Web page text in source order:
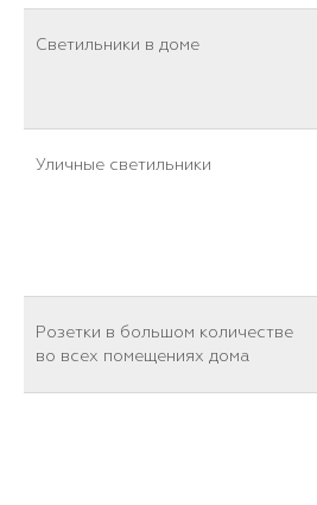
Светильники в доме
Уличные светильники
Розетки в большом количестве
во всех помещениях дома